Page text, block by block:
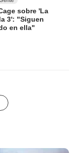
sobre 'La
3': "Siguen
en ella"